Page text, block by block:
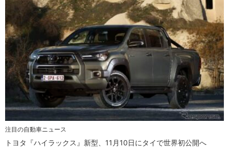
注目の自動車ニュース
トヨタ『ハイラックス』新型、11月10日にタイで世界初公開へ